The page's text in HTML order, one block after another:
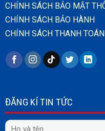
CHÍNH SÁCH BẢO MẬT
CHÍNH SÁCH BẢO HÀNH
CHÍNH SÁCH THANH TOÁN
ĐĂNG KÍ TIN TỨC